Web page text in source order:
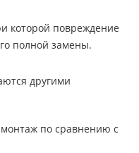
которой повреждение
полной замены.
другими
по сравнению с